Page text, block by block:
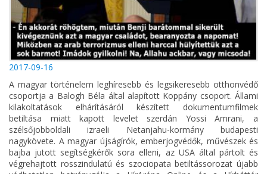
2017-09-16
A magyar történelem leghíresebb és legsikeresebb otthonvédő
csoportja a Balogh Béla által alapított Koppány csoport. Állami
kilakoltatások elhárításáról készített dokumentumfilmek
betiltása miatt kapott levelet szerdán Yossi Amrani, a
szélsőjobboldali izraeli Netanjahu-kormány budapesti
nagykövete. A magyar újságírók, emberjogvédők, művészek és
bajba jutott segítségkérők sora elleni, az USA által pártolt és
végrehajtott rosszindulatú és szociopata betiltássorozat újabb